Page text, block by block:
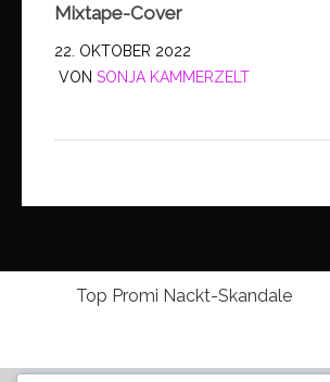
Mixtape-Cover
22. OKTOBER 2022
VON SONJA KAMMERZELT
Top Promi Nackt-Skandale